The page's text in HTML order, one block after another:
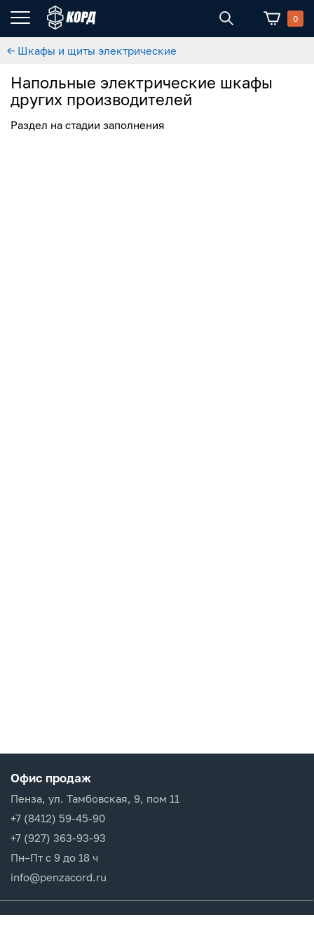
0
← Шкафы и щиты электрические
Напольные электрические шкафы
других производителей
Раздел на стадии заполнения
Офис продаж
Пенза, ул. Тамбовская, 9, пом 11
+7 (8412) 59-45-90
+7 (927) 363-93-93
Пн–Пт с 9 до 18 ч
info@penzacord.ru
Производители